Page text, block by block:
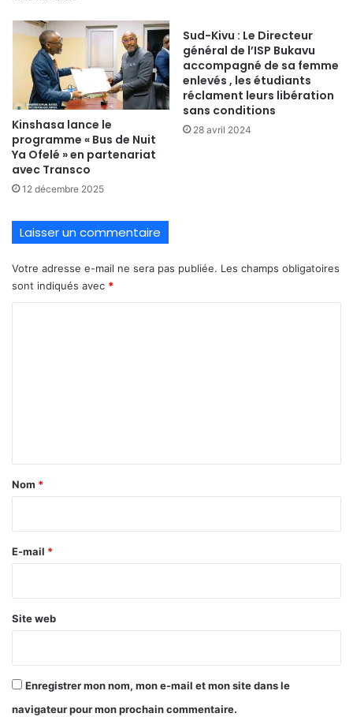
Kinshasa lance le
programme « Bus de Nuit
Ya Ofelé » en partenariat
avec Transco
12 décembre 2025
Sud-Kivu : Le Directeur
général de l’ISP Bukavu
accompagné de sa femme
enlevés , les étudiants
réclament leurs libération
sans conditions
28 avril 2024
Laisser un commentaire
Votre adresse e-mail ne sera pas publiée. Les champs obligatoires
sont indiqués avec *
a
e
Nom *
E-mail *
Site web
Enregistrer mon nom, mon e-mail et mon site dans le
navigateur pour mon prochain commentaire.